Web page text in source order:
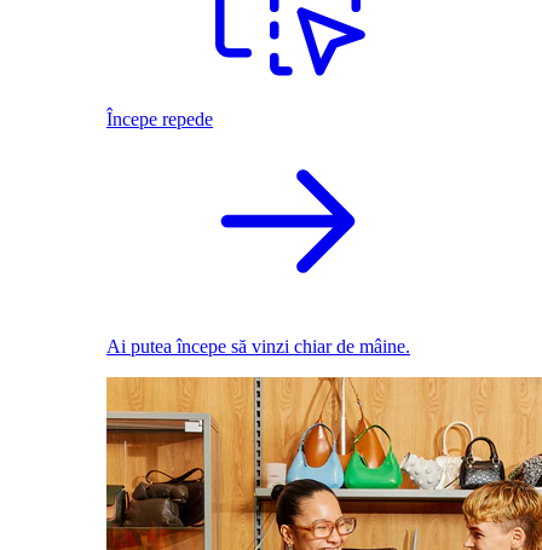
Începe repede
Ai putea începe să vinzi chiar de mâine.